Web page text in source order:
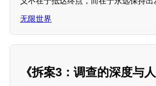
无限世界
《拆案3：调查的深度与